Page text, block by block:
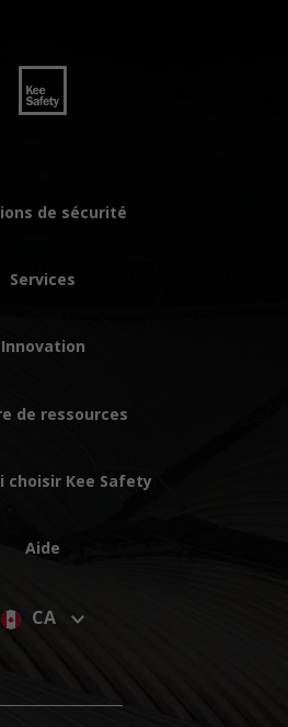
de sécurité
Services
Innovation
de ressources
choisir Kee Safety
Aide
CA